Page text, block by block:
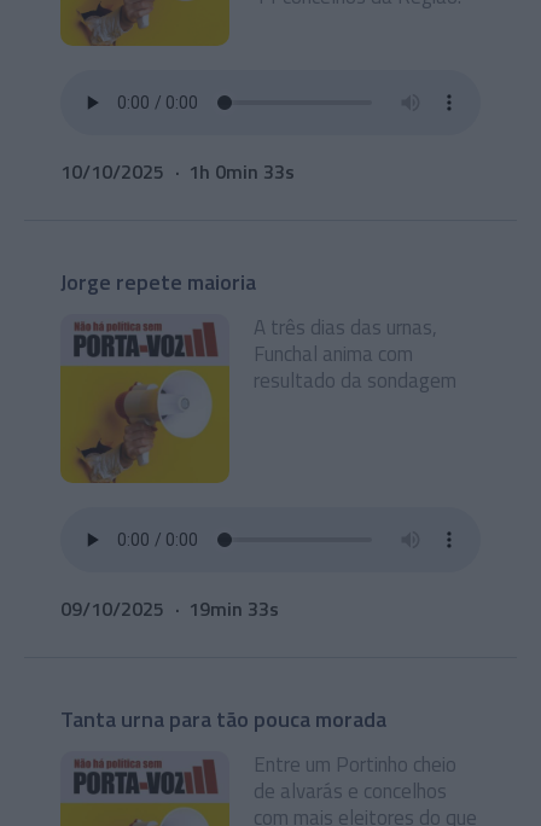
10/10/2025 1h 0min 33s
Jorge repete maioria
A três dias das urnas,
Funchal anima com
resultado da sondagem
09/10/2025 19min 33s
Tanta urna para tão pouca morada
Entre um Portinho cheio
de alvarás e concelhos
com mais eleitores do que